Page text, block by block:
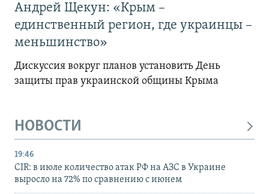
Андрей Щекун: «Крым –
единственный регион, где украинцы –
меньшинство»
Дискуссия вокруг планов установить День
защиты прав украинской общины Крыма
НОВОСТИ
19:46
CIR: в июле количество атак РФ на АЗС в Украине
выросло на 72% по сравнению с июнем